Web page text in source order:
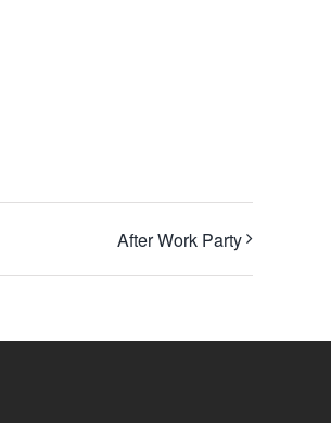
After Work Party